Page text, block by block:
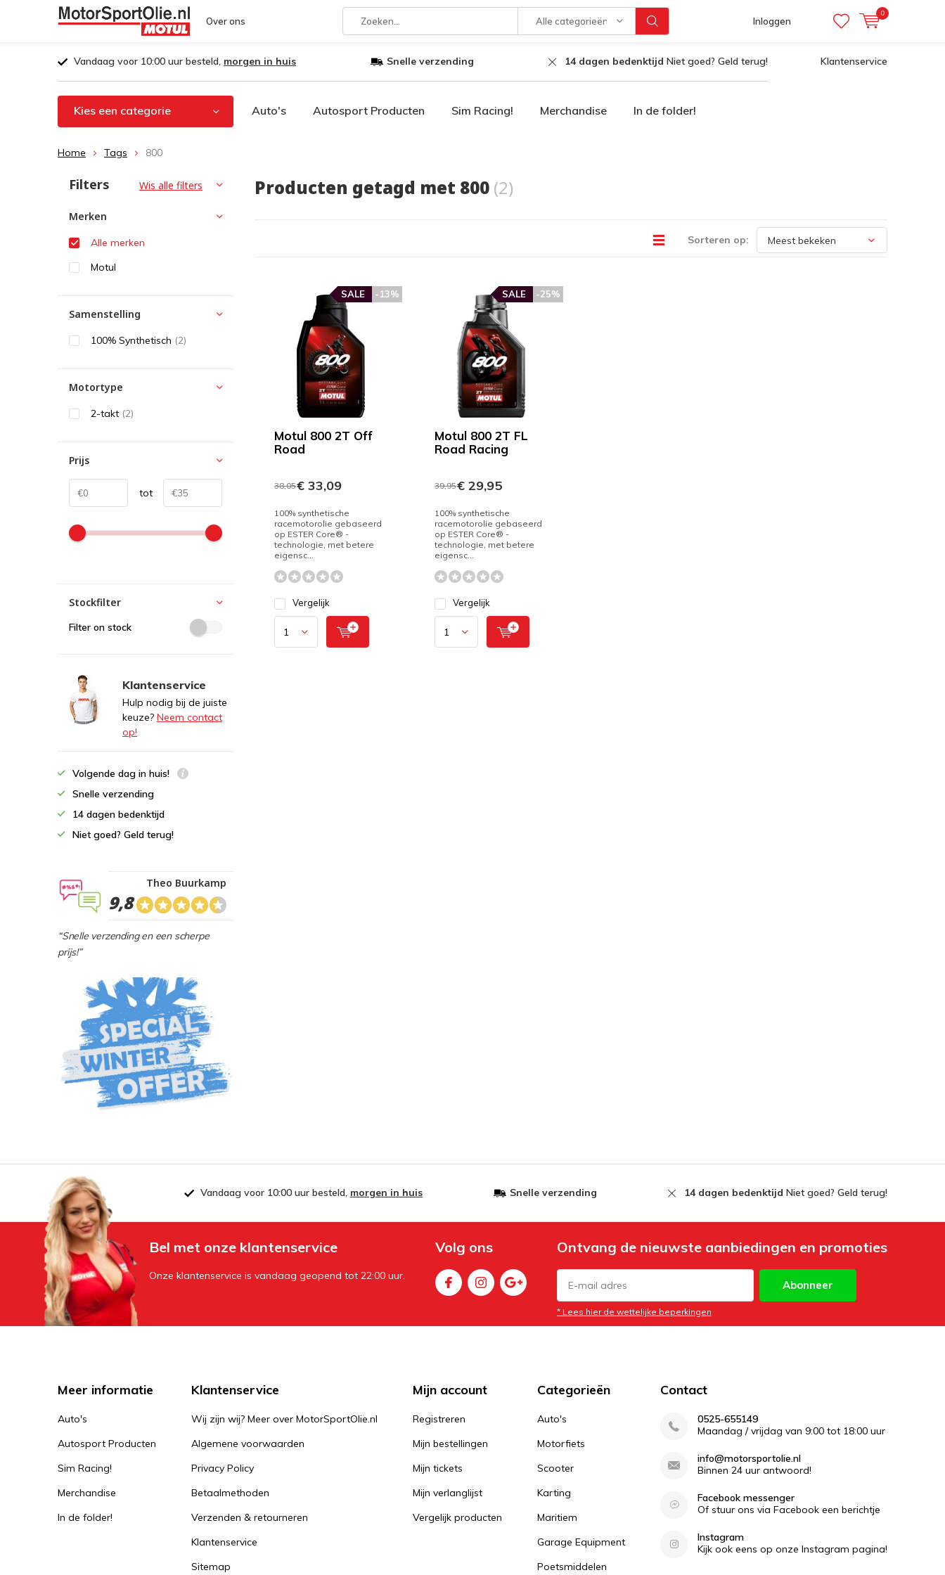
Over ons Alle categorieën Inloggen
0
Vandaag voor 10:00 uur besteld, morgen in huis Snelle verzending 14 dagen bedenktijd Niet goed? Geld terug! Klantenservice
Kies een categorie Auto's Autosport Producten Sim Racing! Merchandise In de folder!
Home Tags 800
Producten getagd met 800 (2)
Sorteren op:
Motul 800 2T Off
Road
-13%
SALE
38,05€ 33,09
100% synthetische
racemotorolie gebaseerd
op ESTER Core® -
technologie, met betere
eigensc...
Vergelijk
Motul 800 2T FL
Road Racing
-25%
SALE
39,95€ 29,95
100% synthetische
racemotorolie gebaseerd
op ESTER Core® -
technologie, met betere
eigensc...
Vergelijk
Filters Wis alle filters
Merken
Alle merken
Motul
Samenstelling
100% Synthetisch (2)
Motortype
2-takt (2)
Prijs
tot
Stockfilter
Filter on stock
Klantenservice
Hulp nodig bij de juiste
keuze? Neem contact
op!
Volgende dag in huis!
Snelle verzending
14 dagen bedenktijd
Niet goed? Geld terug!
9,8
Theo Buurkamp
“Snelle verzending en een scherpe
prijs!”
Vandaag voor 10:00 uur besteld, morgen in huis Snelle verzending 14 dagen bedenktijd Niet goed? Geld terug!
Bel met onze klantenservice
Onze klantenservice is vandaag geopend tot 22:00 uur.
Volg ons Ontvang de nieuwste aanbiedingen en promoties
Abonneer
* Lees hier de wettelijke beperkingen
Meer informatie
Auto's
Autosport Producten
Sim Racing!
Merchandise
In de folder!
Klantenservice
Wij zijn wij? Meer over MotorSportOlie.nl
Algemene voorwaarden
Privacy Policy
Betaalmethoden
Verzenden & retourneren
Klantenservice
Sitemap
Mijn account
Registreren
Mijn bestellingen
Mijn tickets
Mijn verlanglijst
Vergelijk producten
Categorieën
Auto's
Motorfiets
Scooter
Karting
Maritiem
Garage Equipment
Poetsmiddelen
Contact
0525-655149
Maandag / vrijdag van 9:00 tot 18:00 uur
info@motorsportolie.nl
Binnen 24 uur antwoord!
Facebook messenger
Of stuur ons via Facebook een berichtje
Instagram
Kijk ook eens op onze Instagram pagina!